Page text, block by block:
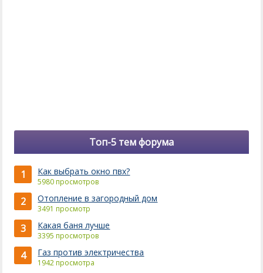
Топ-5 тем форума
1 Как выбрать окно пвх?
5980 просмотров
2 Отопление в загородный дом
3491 просмотр
3 Какая баня лучше
3395 просмотров
4 Газ против электричества
1942 просмотра